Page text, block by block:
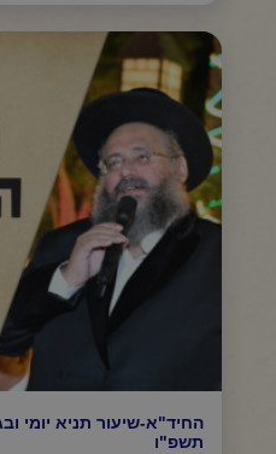
החיד"א-שיעור תניא יומי
תשפ"ו